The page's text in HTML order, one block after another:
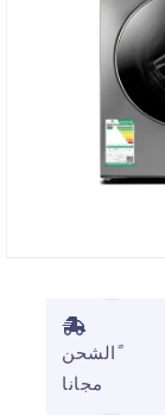
ًالشحن
مجانا